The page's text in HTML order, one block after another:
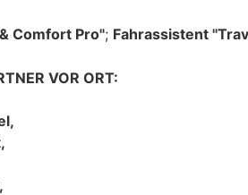
Comfort Pro"; Fahrassistent
VOR ORT: